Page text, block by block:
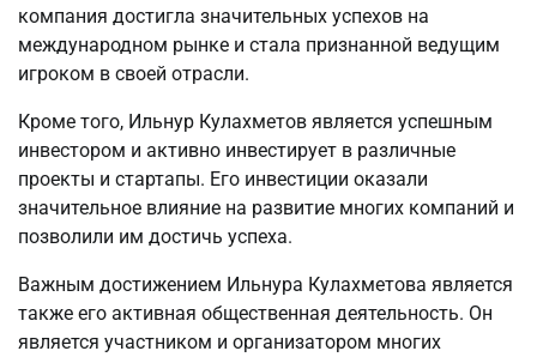
компания достигла значительных успехов на
международном рынке и стала признанной ведущим
игроком в своей отрасли.
Кроме того, Ильнур Кулахметов является успешным
инвестором и активно инвестирует в различные
проекты и стартапы. Его инвестиции оказали
значительное влияние на развитие многих компаний и
позволили им достичь успеха.
Важным достижением Ильнура Кулахметова является
также его активная общественная деятельность. Он
является участником и организатором многих